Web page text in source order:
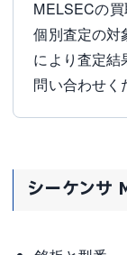
MELSECの買
個別査定の対
により査定結
問い合わせく
シーケンサ